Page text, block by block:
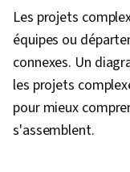
de
Les projets
équipes ou
connexes. Un
les projets
pour mieux
s'assemblent.